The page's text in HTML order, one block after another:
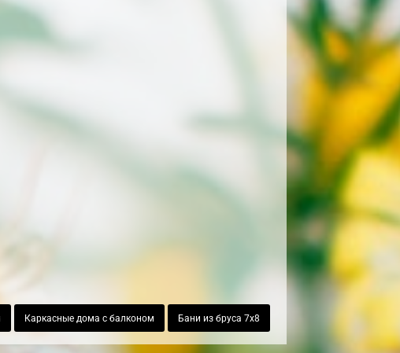
Каркасные дома с балконом Бани из бруса 7х8